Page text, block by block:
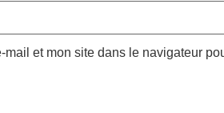
mail et mon site dans le navigateur